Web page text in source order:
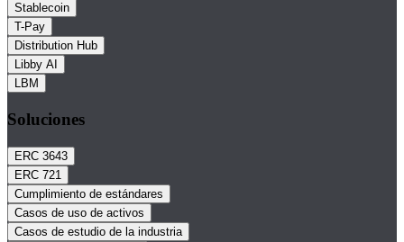
Stablecoin
T-Pay
Distribution Hub
Libby AI
LBM
Soluciones
ERC 3643
ERC 721
Cumplimiento de estándares
Casos de uso de activos
Casos de estudio de la industria